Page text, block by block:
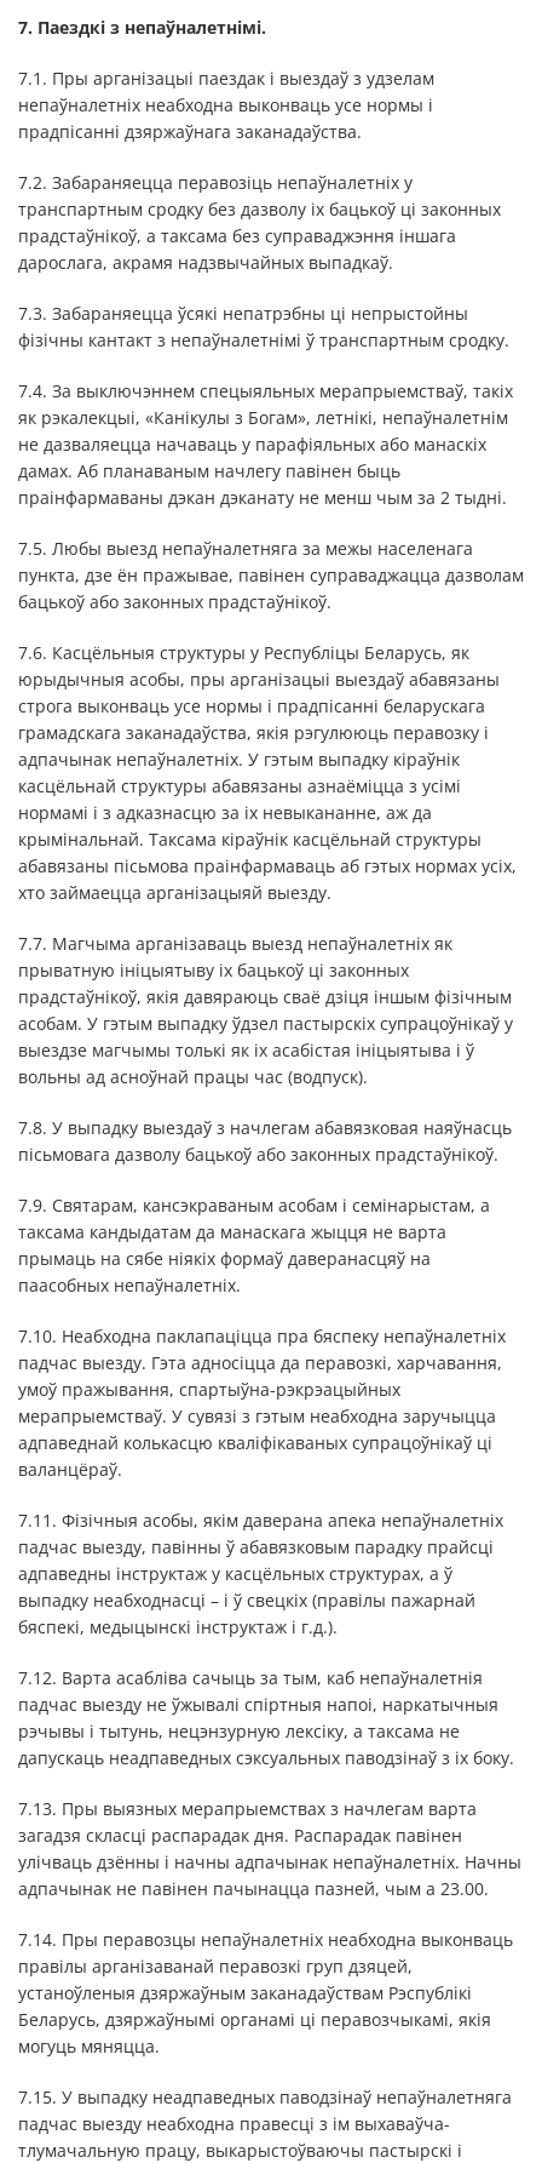
7. Паездкі з непаўналетнімі.
7.1. Пры арганізацыі паездак і выездаў з удзелам
непаўналетніх неабходна выконваць усе нормы і
прадпісанні дзяржаўнага заканадаўства.
7.2. Забараняецца перавозіць непаўналетніх у
транспартным сродку без дазволу іх бацькоў ці законных
прадстаўнікоў, а таксама без суправаджэння іншага
дарослага, акрамя надзвычайных выпадкаў.
7.3. Забараняецца ўсякі непатрэбны ці непрыстойны
фізічны кантакт з непаўналетнімі ў транспартным сродку.
7.4. За выключэннем спецыяльных мерапрыемстваў, такіх
як рэкалекцыі, «Канікулы з Богам», летнікі, непаўналетнім
не дазваляецца начаваць у парафіяльных або манаскіх
дамах. Аб планаваным начлегу павінен быць
праінфармаваны дэкан дэканату не менш чым за 2 тыдні.
7.5. Любы выезд непаўналетняга за межы населенага
пункта, дзе ён пражывае, павінен суправаджацца дазволам
бацькоў або законных прадстаўнікоў.
7.6. Касцёльныя структуры у Республіцы Беларусь, як
юрыдычныя асобы, пры арганізацыі выездаў абавязаны
строга выконваць усе нормы і прадпісанні беларускага
грамадскага заканадаўства, якія рэгулююць перавозку і
адпачынак непаўналетніх. У гэтым выпадку кіраўнік
касцёльнай структуры абавязаны азнаёміцца з усімі
нормамі і з адказнасцю за іх невыкананне, аж да
крымінальнай. Таксама кіраўнік касцёльнай структуры
абавязаны пісьмова праінфармаваць аб гэтых нормах усіх,
хто займаецца арганізацыяй выезду.
7.7. Магчыма арганізаваць выезд непаўналетніх як
прыватную ініцыятыву іх бацькоў ці законных
прадстаўнікоў, якія давяраюць сваё дзіця іншым фізічным
асобам. У гэтым выпадку ўдзел пастырскіх супрацоўнікаў у
выездзе магчымы толькі як іх асабістая ініцыятыва і ў
вольны ад асноўнай працы час (водпуск).
7.8. У выпадку выездаў з начлегам абавязковая наяўнасць
пісьмовага дазволу бацькоў або законных прадстаўнікоў.
7.9. Святарам, кансэкраваным асобам і семінарыстам, а
таксама кандыдатам да манаскага жыцця не варта
прымаць на сябе ніякіх формаў даверанасцяў на
паасобных непаўналетніх.
7.10. Неабходна паклапаціцца пра бяспеку непаўналетніх
падчас выезду. Гэта адносіцца да перавозкі, харчавання,
умоў пражывання, спартыўна-рэкрэацыйных
мерапрыемстваў. У сувязі з гэтым неабходна заручыцца
адпаведнай колькасцю кваліфікаваных супрацоўнікаў ці
валанцёраў.
7.11. Фізічныя асобы, якім даверана апека непаўналетніх
падчас выезду, павінны ў абавязковым парадку прайсці
адпаведны інструктаж у касцёльных структурах, а ў
выпадку неабходнасці – і ў свецкіх (правілы пажарнай
бяспекі, медыцынскі інструктаж і г.д.).
7.12. Варта асабліва сачыць за тым, каб непаўналетнія
падчас выезду не ўжывалі спіртныя напоі, наркатычныя
рэчывы і тытунь, нецэнзурную лексіку, а таксама не
дапускаць неадпаведных сэксуальных паводзінаў з іх боку.
7.13. Пры выязных мерапрыемствах з начлегам варта
загадзя скласці распарадак дня. Распарадак павінен
улічваць дзённы і начны адпачынак непаўналетніх. Начны
адпачынак не павінен пачынацца пазней, чым а 23.00.
7.14. Пры перавозцы непаўналетніх неабходна выконваць
правілы арганізаванай перавозкі груп дзяцей,
устаноўленыя дзяржаўным заканадаўствам Рэспублікі
Беларусь, дзяржаўнымі органамі ці перавозчыкамі, якія
могуць мяняцца.
7.15. У выпадку неадпаведных паводзінаў непаўналетняга
падчас выезду неабходна правесці з ім выхаваўча-
тлумачальную працу, выкарыстоўваючы пастырскі і